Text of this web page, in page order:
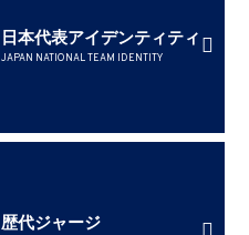
日本代表アイデンティティ
JAPAN NATIONAL TEAM IDENTITY
歴代ジャージ